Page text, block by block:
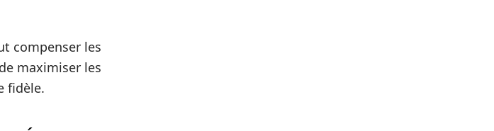
compenser les
maximiser les
fidèle.